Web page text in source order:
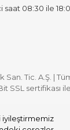
08:30 ile
Tic. A.Ş. | Tüm
SSL sertifikası